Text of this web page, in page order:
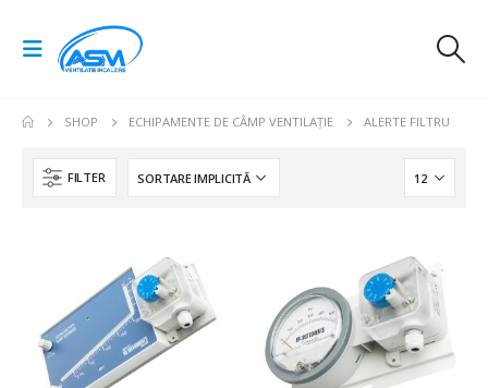
SHOP ECHIPAMENTE DE CÂMP VENTILAȚIE ALERTE FILTRU
FILTER